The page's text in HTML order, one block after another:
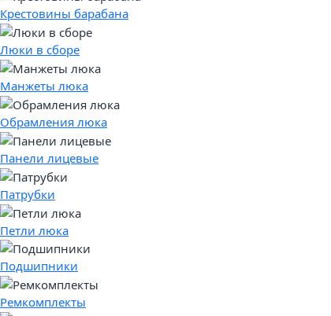
Крестовины барабана
Люки в сборе
Манжеты люка
Обрамления люка
Панели лицевые
Патрубки
Петли люка
Подшипники
Ремкомплекты